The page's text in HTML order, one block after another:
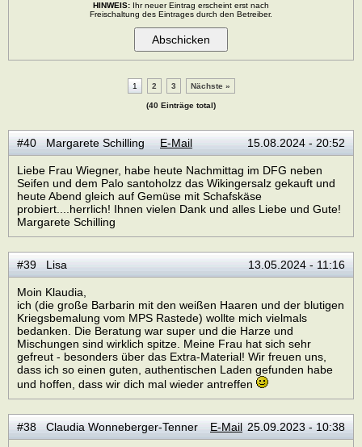
HINWEIS: Ihr neuer Eintrag erscheint erst nach
Freischaltung des Eintrages durch den Betreiber.
1 2 3 Nächste »
(40 Einträge total)
#40 Margarete Schilling E-Mail 15.08.2024 - 20:52
Liebe Frau Wiegner, habe heute Nachmittag im DFG neben
Seifen und dem Palo santoholzz das Wikingersalz gekauft und
heute Abend gleich auf Gemüse mit Schafskäse
probiert....herrlich! Ihnen vielen Dank und alles Liebe und Gute!
Margarete Schilling
#39 Lisa 13.05.2024 - 11:16
Moin Klaudia,
ich (die große Barbarin mit den weißen Haaren und der blutigen
Kriegsbemalung vom MPS Rastede) wollte mich vielmals
bedanken. Die Beratung war super und die Harze und
Mischungen sind wirklich spitze. Meine Frau hat sich sehr
gefreut - besonders über das Extra-Material! Wir freuen uns,
dass ich so einen guten, authentischen Laden gefunden habe
und hoffen, dass wir dich mal wieder antreffen
#38 Claudia Wonneberger-Tenner E-Mail 25.09.2023 - 10:38